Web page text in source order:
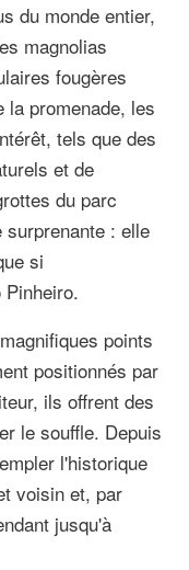
du monde entier,
magnolias
fougères
promenade, les
tels que des
et de
du parc
: elle
si
points
positionnés par
ils offrent des
le souffle. Depuis
l'historique
voisin et, par
jusqu'à